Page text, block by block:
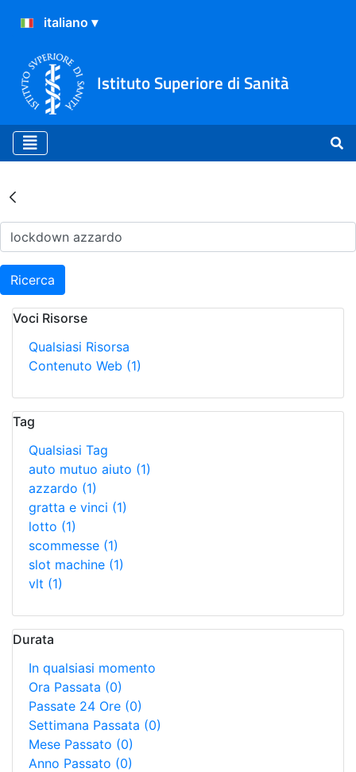
Istituto Superiore di Sanità
Risultati della Ricerca -
Ricerca
Voci Risorse
Qualsiasi Risorsa
Contenuto Web (1)
Tag
Qualsiasi Tag
auto mutuo aiuto (1)
azzardo (1)
gratta e vinci (1)
lotto (1)
scommesse (1)
slot machine (1)
vlt (1)
Durata
In qualsiasi momento
Ora Passata (0)
Passate 24 Ore (0)
Settimana Passata (0)
Mese Passato (0)
Anno Passato (0)